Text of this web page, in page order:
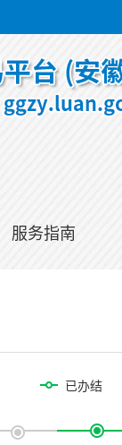
服务指南
已办结